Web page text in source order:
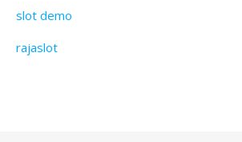
slot demo
rajaslot